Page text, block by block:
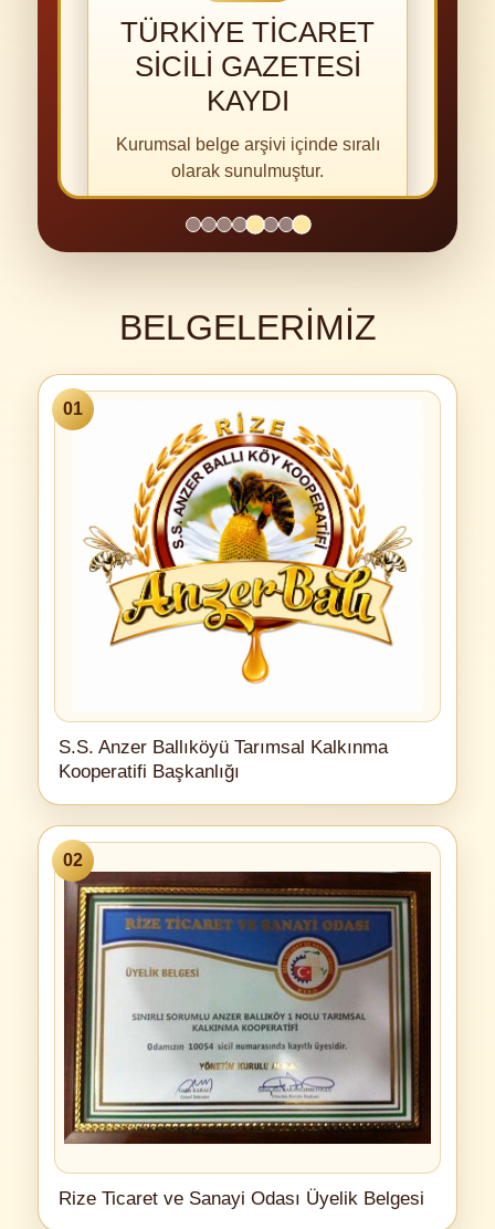
MARKA TESCIL
BELGESI —
ANZERYAYLA
Kurumsal belge arşivi içinde sıralı
olarak sunulmuştur.
TÜRKIYE TICARET
SICILI GAZETESI
KAYDI
Kurumsal belge arşivi içinde sıralı
olarak sunulmuştur.
BELGELERIMIZ
01
S.S. Anzer Ballıköyü Tarımsal Kalkınma
Kooperatifi Başkanlığı
02
Rize Ticaret ve Sanayi Odası Üyelik Belgesi